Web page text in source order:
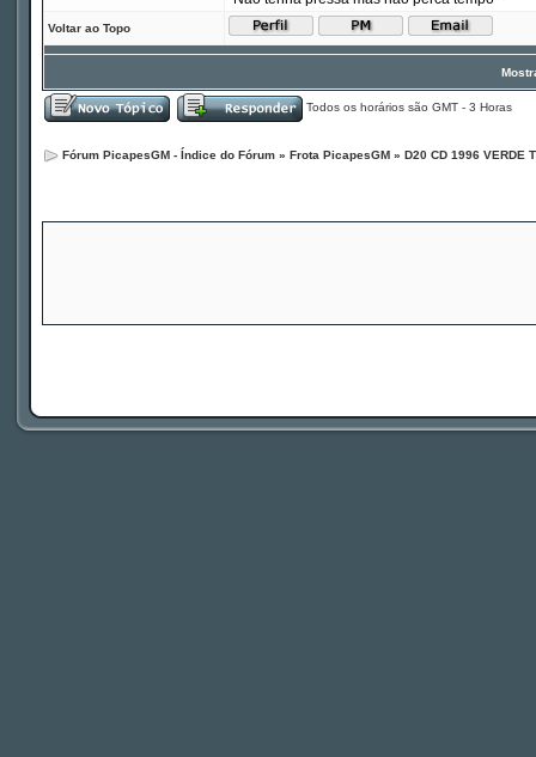
Voltar ao Topo
Todos os horários são GMT - 3 Horas
Fórum PicapesGM - Índice do Fórum » Frota PicapesGM » D20 CD 1996 VERDE